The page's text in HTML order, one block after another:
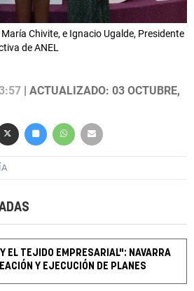
Chivite, e Ignacio Ugalde, Presidente
de ANEL
| ACTUALIZADO: 03 OCTUBRE,
EL TEJIDO EMPRESARIAL": NAVARRA
Y EJECUCIÓN DE PLANES